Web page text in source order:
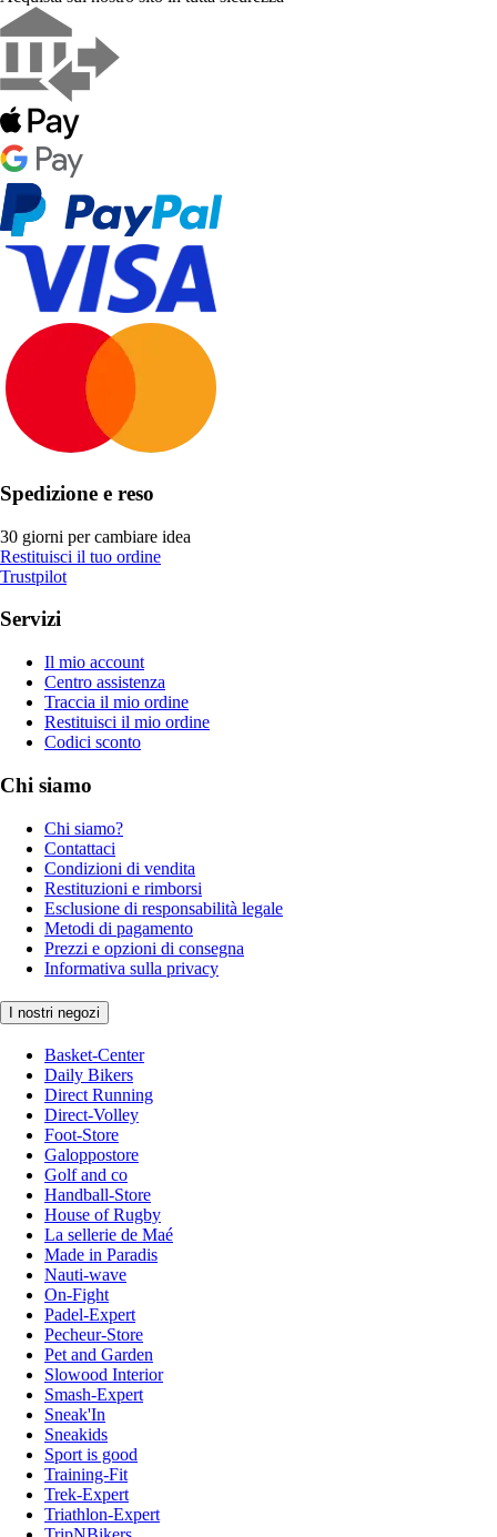
Spedizione e reso
30 giorni per cambiare idea
Restituisci il tuo ordine
Trustpilot
Servizi
Il mio account
Centro assistenza
Traccia il mio ordine
Restituisci il mio ordine
Codici sconto
Chi siamo
Chi siamo?
Contattaci
Condizioni di vendita
Restituzioni e rimborsi
Esclusione di responsabilità legale
Metodi di pagamento
Prezzi e opzioni di consegna
Informativa sulla privacy
I nostri negozi
Basket-Center
Daily Bikers
Direct Running
Direct-Volley
Foot-Store
Galoppostore
Golf and co
Handball-Store
House of Rugby
La sellerie de Maé
Made in Paradis
Nauti-wave
On-Fight
Padel-Expert
Pecheur-Store
Pet and Garden
Slowood Interior
Smash-Expert
Sneak'In
Sneakids
Sport is good
Training-Fit
Trek-Expert
Triathlon-Expert